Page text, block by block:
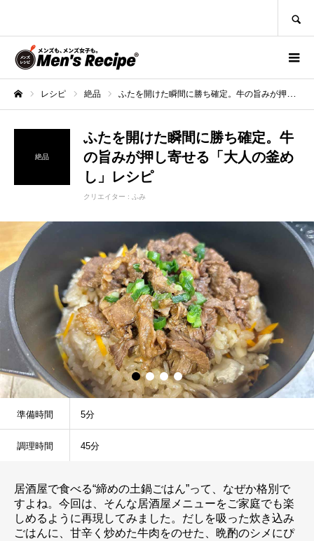
レシピ 絶品 ふたを開けた瞬間に勝ち確定。牛の旨みが押し寄せる「大人の釜めし」レシピ
絶品
ふたを開けた瞬間に勝ち確定。牛
の旨みが押し寄せる「大人の釜め
し」レシピ
クリエイター : ふみ
準備時間 5分
調理時間 45分
居酒屋で食べる“締めの土鍋ごはん”って、なぜか格別で
すよね。今回は、そんな居酒屋メニューをご家庭でも楽
しめるように再現してみました。だしを吸った炊き込み
ごはんに、甘辛く炒めた牛肉をのせた、晩酌のシメにぴ